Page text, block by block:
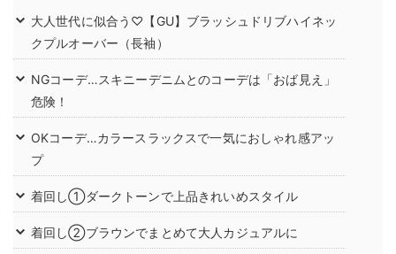
大人世代に似合う♡【GU】ブラッシュドリブハイネッ
クプルオーバー（長袖）
NGコーデ…スキニーデニムとのコーデは「おば見え」
危険！
OKコーデ…カラースラックスで一気におしゃれ感アッ
プ
着回し➀ダークトーンで上品きれいめスタイル
着回し②ブラウンでまとめて大人カジュアルに